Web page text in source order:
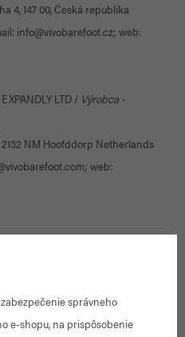
4, 147 00, Česká republika
info@vivobarefoot.cz; web:
LTD / Výrobca -
NM Hoofddorp Netherlands
web:
správneho
e-shopu, na prispôsobenie